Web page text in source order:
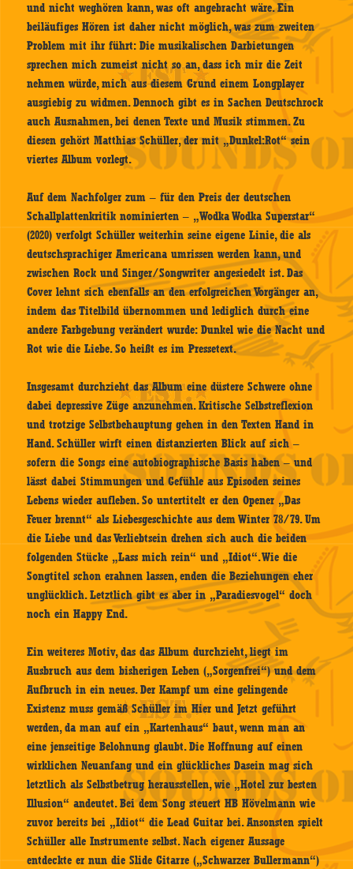
und nicht weghören kann, was oft angebracht wäre. Ein
beiläufiges Hören ist daher nicht möglich, was zum zweiten
Problem mit ihr führt: Die musikalischen Darbietungen
sprechen mich zumeist nicht so an, dass ich mir die Zeit
nehmen würde, mich aus diesem Grund einem Longplayer
ausgiebig zu widmen. Dennoch gibt es in Sachen Deutschrock
auch Ausnahmen, bei denen Texte und Musik stimmen. Zu
diesen gehört Matthias Schüller, der mit „Dunkel:Rot“ sein
viertes Album vorlegt.
Auf dem Nachfolger zum – für den Preis der deutschen
Schallplattenkritik nominierten – „Wodka Wodka Superstar“
(2020) verfolgt Schüller weiterhin seine eigene Linie, die als
deutschsprachiger Americana umrissen werden kann, und
zwischen Rock und Singer/Songwriter angesiedelt ist. Das
Cover lehnt sich ebenfalls an den erfolgreichen Vorgänger an,
indem das Titelbild übernommen und lediglich durch eine
andere Farbgebung verändert wurde: Dunkel wie die Nacht und
Rot wie die Liebe. So heißt es im Pressetext.
Insgesamt durchzieht das Album eine düstere Schwere ohne
dabei depressive Züge anzunehmen. Kritische Selbstreflexion
und trotzige Selbstbehauptung gehen in den Texten Hand in
Hand. Schüller wirft einen distanzierten Blick auf sich –
sofern die Songs eine autobiographische Basis haben – und
lässt dabei Stimmungen und Gefühle aus Episoden seines
Lebens wieder aufleben. So untertitelt er den Opener „Das
Feuer brennt“ als Liebesgeschichte aus dem Winter 78/79. Um
die Liebe und das Verliebtsein drehen sich auch die beiden
folgenden Stücke „Lass mich rein“ und „Idiot“. Wie die
Songtitel schon erahnen lassen, enden die Beziehungen eher
unglücklich. Letztlich gibt es aber in „Paradiesvogel“ doch
noch ein Happy End.
Ein weiteres Motiv, das das Album durchzieht, liegt im
Ausbruch aus dem bisherigen Leben („Sorgenfrei“) und dem
Aufbruch in ein neues. Der Kampf um eine gelingende
Existenz muss gemäß Schüller im Hier und Jetzt geführt
werden, da man auf ein „Kartenhaus“ baut, wenn man an
eine jenseitige Belohnung glaubt. Die Hoffnung auf einen
wirklichen Neuanfang und ein glückliches Dasein mag sich
letztlich als Selbstbetrug herausstellen, wie „Hotel zur besten
Illusion“ andeutet. Bei dem Song steuert HB Hövelmann wie
zuvor bereits bei „Idiot“ die Lead Guitar bei. Ansonsten spielt
Schüller alle Instrumente selbst. Nach eigener Aussage
entdeckte er nun die Slide Gitarre („Schwarzer Bullermann“)